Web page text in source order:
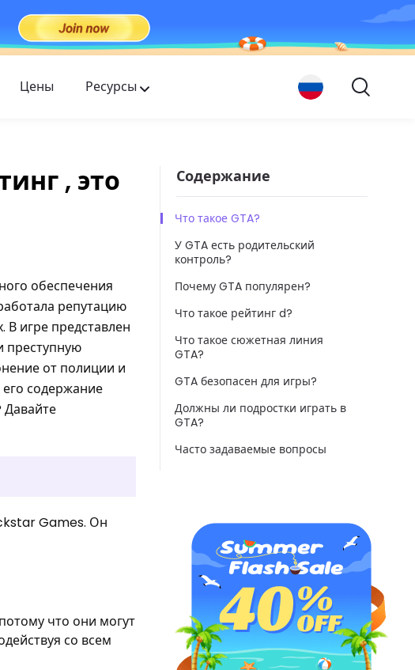
Цены Ресурсы
, это
обеспечения
репутацию
В игре представлен
преступную
от полиции и
содержание
Давайте
Games. Он
что они могут
со всем
Содержание
Что такое GTA?
У GTA есть родительский
контроль?
Почему GTA популярен?
Что такое рейтинг d?
Что такое сюжетная линия
GTA?
GTA безопасен для игры?
Должны ли подростки играть в
GTA?
Часто задаваемые вопросы